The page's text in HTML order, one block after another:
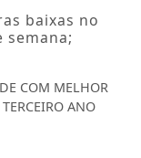
baixas no
semana;